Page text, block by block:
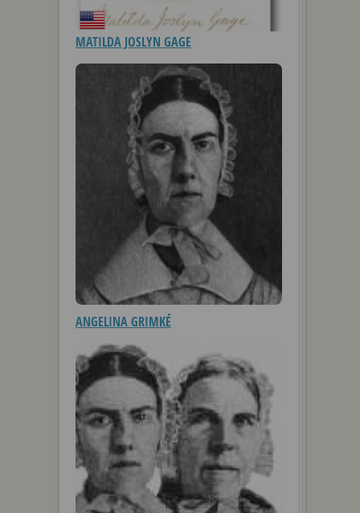
MATILDA JOSLYN GAGE
ANGELINA GRIMKÉ